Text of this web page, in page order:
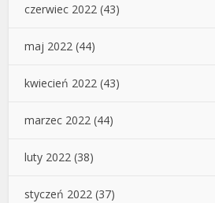
czerwiec 2022 (43)
maj 2022 (44)
kwiecień 2022 (43)
marzec 2022 (44)
luty 2022 (38)
styczeń 2022 (37)